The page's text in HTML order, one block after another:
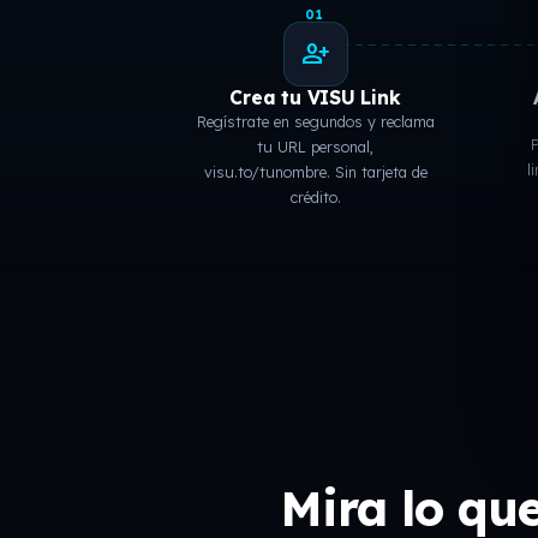
01
person_add
Crea tu VISU Link
Regístrate en segundos y reclama
tu URL personal,
visu.to/tunombre. Sin tarjeta de
crédito.
Mira lo